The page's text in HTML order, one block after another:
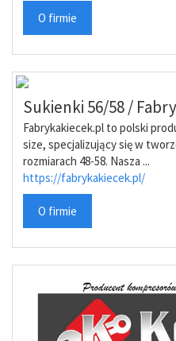
O firmie
Sukienki 56/58 /
Fabrykakiecek.pl to polski
size, specjalizujący się w
rozmiarach 48-58. Nasza ...
https://fabrykakiecek.pl/
O firmie